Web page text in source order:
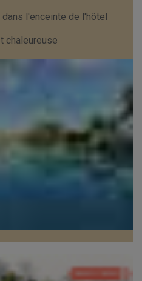
l'enceinte de l'hôtel
chaleureuse